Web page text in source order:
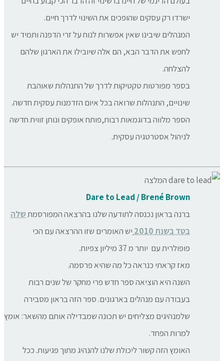
ישרדו רק עסקים שהופכים את השינוי לדרך חיים.
המנהלים שיבינו שאין אפשרות לנוח על זרי הדפנה ותמיד יש
לחפש את הדבר הבא, הם אלה שיובילו את הארגון שלהם
להצלחה.
בספר מפורטות טקטיקות לדרך של התנהלות שאוהבת
שינויים, התנהלות שרואה בכל איום הזדמנות עסקית חדשה.
הספר מלווה בדוגמאות רבות,פותח אופקים ונותן זווית חדשה
לניהול אסטרטגיה עסקית.
Dare to Lead / Brené Brown
ברנה בראון נכנסה לתודעה שלנו בהרצאה המפורסמתשלה
בטד בשנת 2010
יש האומרים שזו ההרצאה עם הכי
פופולרית עם יותר מ 37 מיליון צפיות.
מאז קראתי כנראה כל מה שהיא פרסמה.
השנה היא הוציאה ספר חדש פרי מחקר של שנים רבות
בעבודה עם מנהלים בארגונים. ספר הזה בראון מסבירה
שלמנהיגים מצליחים יש תכונה שמבדילה אותם מהשאר: אומץ
למרות הפחד.
האומץ הזה קשור ליכולת שלנו להנהיג מתוך פגיעות. ככל